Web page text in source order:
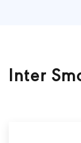
Inter